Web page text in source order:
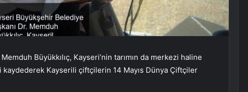
Büyükkılıç, Kayseri’nin tarımın da merkezi haline
Kayserili çiftçilerin 14 Mayıs Dünya Çiftçiler